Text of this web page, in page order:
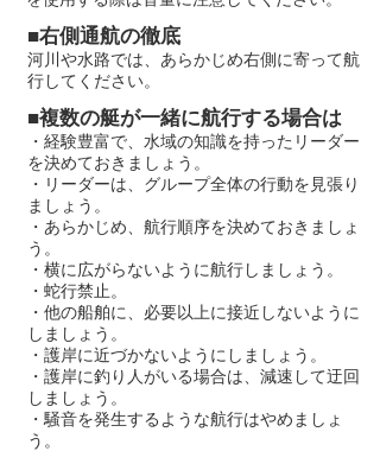
■右側通航の徹底
河川や水路では、あらかじめ右側に寄って航
行してください。
■複数の艇が一緒に航行する場合は
・経験豊富で、水域の知識を持ったリーダー
を決めておきましょう。
・リーダーは、グループ全体の行動を見張り
ましょう。
・あらかじめ、航行順序を決めておきましょ
う。
・横に広がらないように航行しましょう。
・蛇行禁止。
・他の船舶に、必要以上に接近しないように
しましょう。
・護岸に近づかないようにしましょう。
・護岸に釣り人がいる場合は、減速して迂回
しましょう。
・騒音を発生するような航行はやめましょ
う。